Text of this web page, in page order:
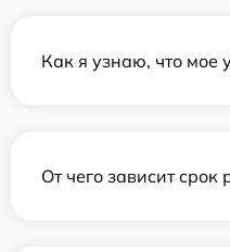
Как я узнаю, что мое
От чего зависит срок